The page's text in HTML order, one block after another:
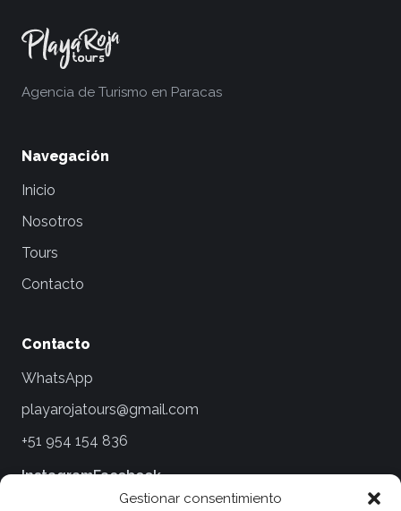
Gestionar consentimiento
Agencia de Turismo en Paracas
Navegación
Inicio
Nosotros
Tours
Contacto
Contacto
WhatsApp
playarojatours@gmail.com
+51 954 154 836
InstagramFacebook